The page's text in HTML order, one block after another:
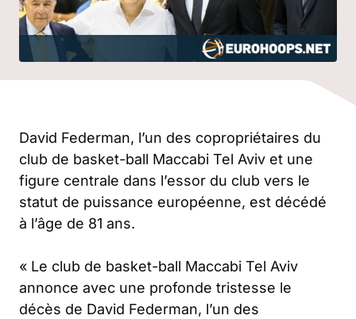
David Federman, l’un des copropriétaires du
club de basket-ball Maccabi Tel Aviv et une
figure centrale dans l’essor du club vers le
statut de puissance européenne, est décédé
à l’âge de 81 ans.
« Le club de basket-ball Maccabi Tel Aviv
annonce avec une profonde tristesse le
décès de David Federman, l’un des